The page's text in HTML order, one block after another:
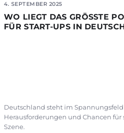
4. SEPTEMBER 2025
WO LIEGT DAS GRÖSSTE
ÜR START-UPS IN
Deutschland steht im
Herausforderungen und Chancen für
Szene.